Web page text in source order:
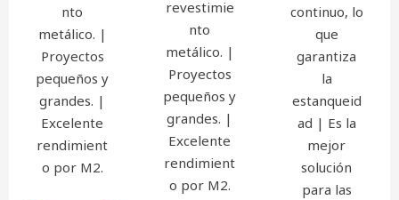
nto
metálico. |
Proyectos
pequeños y
grandes. |
Excelente
rendimient
o por M2.
revestimie
nto
metálico. |
Proyectos
pequeños y
grandes. |
Excelente
rendimient
o por M2.
continuo, lo
que
garantiza
la
estanqueid
ad | Es la
mejor
solución
para las